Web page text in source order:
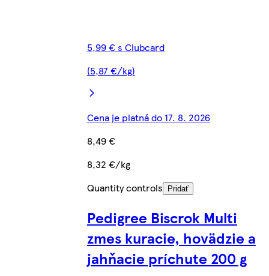
5,99 € s Clubcard
(5,87 €/kg)
Cena je platná do 17. 8. 2026
8,49 €
8,32 €/kg
Quantity controls
Pridať
Pedigree Biscrok Multi
zmes kuracie, hovädzie a
jahňacie príchute 200 g